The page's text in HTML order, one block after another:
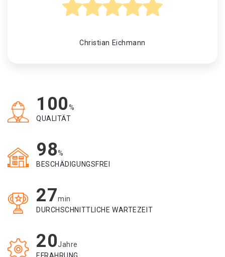
Christian Eichmann
100%
QUALITÄT
98%
BESCHÄDIGUNGSFREI
27min
DURCHSCHNITTLICHE WARTEZEIT
20Jahre